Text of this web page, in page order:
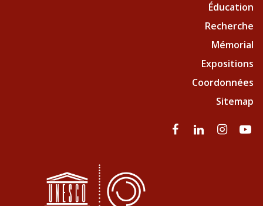
Éducation
Recherche
Mémorial
Expositions
Coordonnées
Sitemap